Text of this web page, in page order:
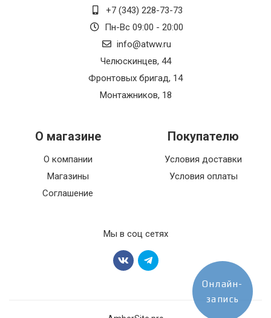
+7 (343) 228-73-73
Пн-Вс 09:00 - 20:00
info@atww.ru
Челюскинцев, 44
Фронтовых бригад, 14
Монтажников, 18
О магазине
О компании
Магазины
Соглашение
Покупателю
Условия доставки
Условия оплаты
Мы в соц сетях
Онлайн-
запись